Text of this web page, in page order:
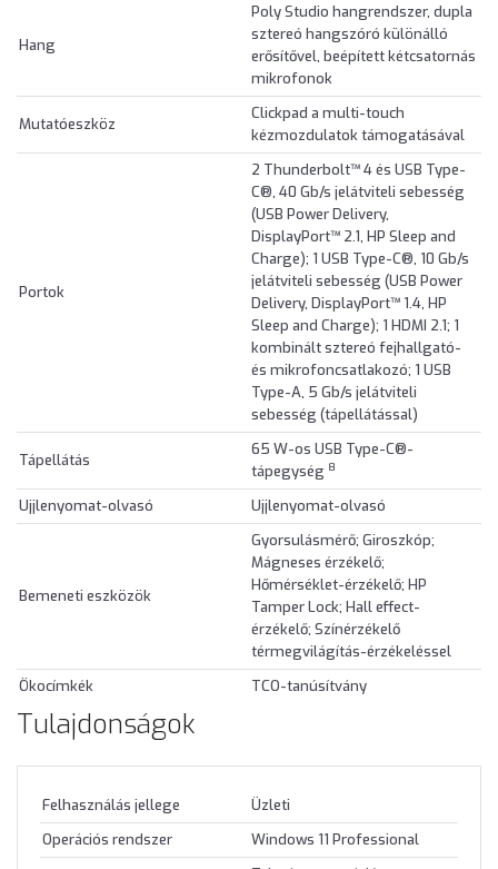
Hang
Poly Studio hangrendszer, dupla
sztereó hangszóró különálló
erősítővel, beépített kétcsatornás
mikrofonok
Mutatóeszköz
Clickpad a multi-touch
kézmozdulatok támogatásával
Portok
2 Thunderbolt™ 4 és USB Type-
C®, 40 Gb/s jelátviteli sebesség
(USB Power Delivery,
DisplayPort™ 2.1, HP Sleep and
Charge); 1 USB Type-C®, 10 Gb/s
jelátviteli sebesség (USB Power
Delivery, DisplayPort™ 1.4, HP
Sleep and Charge); 1 HDMI 2.1; 1
kombinált sztereó fejhallgató-
és mikrofoncsatlakozó; 1 USB
Type-A, 5 Gb/s jelátviteli
sebesség (tápellátással)
Tápellátás
65 W-os USB Type-C®-
tápegység 8
Ujjlenyomat-olvasó Ujjlenyomat-olvasó
Bemeneti eszközök
Gyorsulásmérő; Giroszkóp;
Mágneses érzékelő;
Hőmérséklet-érzékelő; HP
Tamper Lock; Hall effect-
érzékelő; Színérzékelő
térmegvilágítás-érzékeléssel
Ökocímkék
TCO-tanúsítvány
Tulajdonságok
Felhasználás jellege
Üzleti
Operációs rendszer
Windows 11 Professional